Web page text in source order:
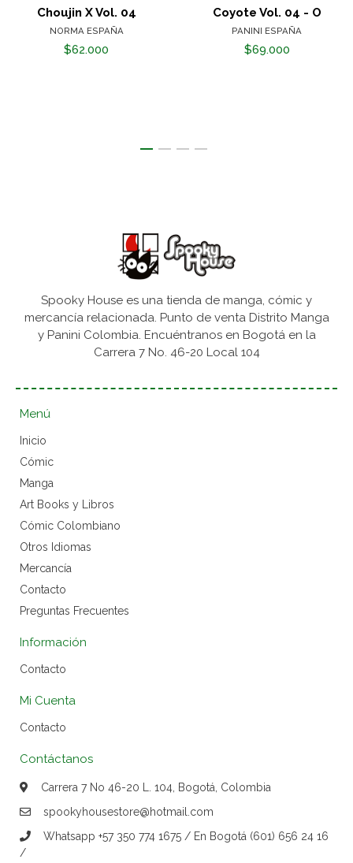
Choujin X Vol. 04
NORMA ESPAÑA
$62.000
Coyote Vol. 04 - O
PANINI ESPAÑA
$69.000
Spooky House es una tienda de manga, cómic y
mercancía relacionada. Punto de venta Distrito Manga
y Panini Colombia. Encuéntranos en Bogotá en la
Carrera 7 No. 46-20 Local 104
Menú
Inicio
Cómic
Manga
Art Books y Libros
Cómic Colombiano
Otros Idiomas
Mercancía
Contacto
Preguntas Frecuentes
Información
Contacto
Mi Cuenta
Contacto
Contáctanos
Carrera 7 No 46-20 L. 104, Bogotá, Colombia
spookyhousestore@hotmail.com
Whatsapp +57 350 774 1675 / En Bogotá (601) 656 24 16
/